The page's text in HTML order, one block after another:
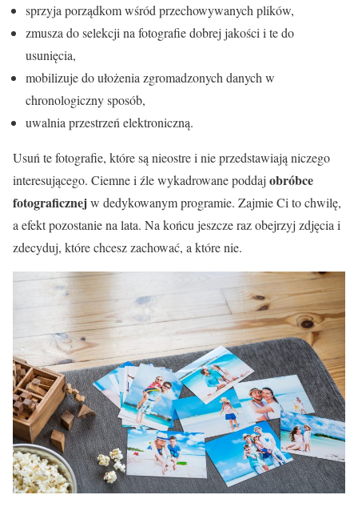
sprzyja porządkom wśród przechowywanych plików,
zmusza do selekcji na fotografie dobrej jakości i te do
usunięcia,
mobilizuje do ułożenia zgromadzonych danych w
chronologiczny sposób,
uwalnia przestrzeń elektroniczną.
Usuń te fotografie, które są nieostre i nie przedstawiają niczego
interesującego. Ciemne i źle wykadrowane poddaj obróbce
fotograficznejw dedykowanym programie. Zajmie Ci to chwilę,
a efekt pozostanie na lata. Na końcu jeszcze raz obejrzyj zdjęcia i
zdecyduj, które chcesz zachować, a które nie.